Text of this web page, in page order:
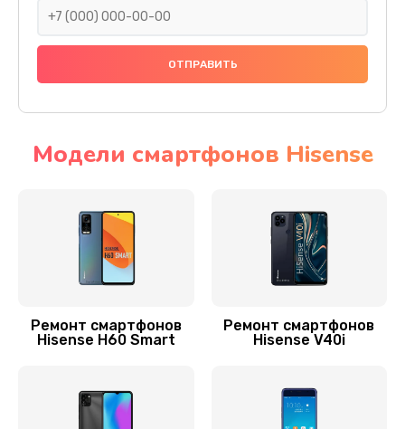
Замена материнской платы
Заказать
Модели смартфонов Hisense
Ремонт смартфонов
Hisense H60 Smart
Ремонт смартфонов
Hisense V40i